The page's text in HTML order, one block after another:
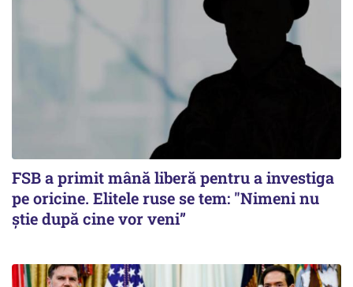
FSB a primit mână liberă pentru a investiga
pe oricine. Elitele ruse se tem: "Nimeni nu
știe după cine vor veni”